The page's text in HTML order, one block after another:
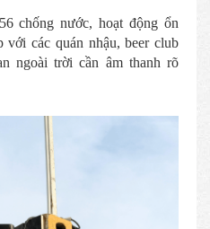
chống nước, hoạt động ổn
các quán nhậu, beer club
ngoài trời cần âm thanh rõ